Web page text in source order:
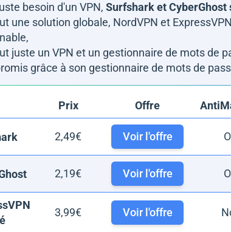
besoin d'un VPN, Surfshark et
une solution globale, NordVPN et
juste un VPN et un gestionnaire de mots de
grâce à son gestionnaire de mots de
Prix Offre
2,49€ Voir l'offre
2,19€ Voir l'offre
3,99€ Voir l'offre